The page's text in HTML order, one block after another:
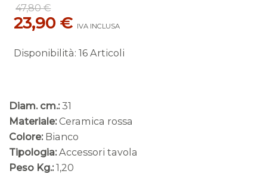
47,80 €
23,90 € IVA INCLUSA
Disponibilità: 16 Articoli
Diam. cm.: 31
Materiale: Ceramica rossa
Colore: Bianco
Tipologia: Accessori tavola
Peso Kg.: 1,20